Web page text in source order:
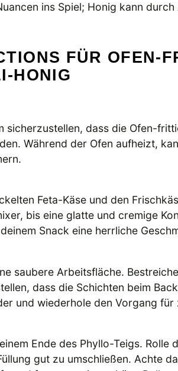
ins Spiel; Honig kann
FÜR OFEN-
HONIG
sicherzustellen, dass die Ofen-
Während der Ofen aufheizt,
Feta-Käse und den
bis eine glatte und cremige
Snack eine herrliche
saubere Arbeitsfläche.
dass die Schichten beim
und wiederhole den Vorgang für
Ende des Phyllo-Teigs. Rolle
gut zu umschließen. Achte